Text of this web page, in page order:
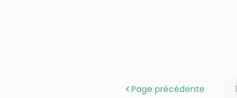
Page précédente 1